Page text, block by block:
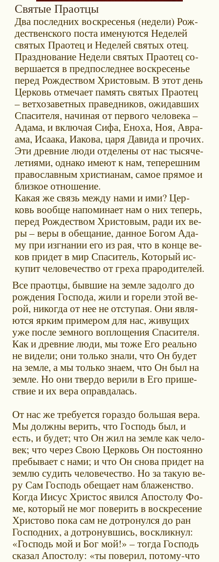
Святые Праотцы
Два по­след­них вос­кре­се­нья (неде­ли) Рож­
де­ствен­ско­го по­ста име­ну­ют­ся Неде­лей
свя­тых Пра­о­тец и Неде­лей свя­тых отец.
Празд­но­ва­ние Неде­ли свя­тых Пра­о­тец со­
вер­ша­ет­ся в пред­по­след­нее вос­кре­се­нье
пе­ред Рож­де­ством Хри­сто­вым. В этот день
Цер­ковь от­ме­ча­ет па­мять свя­тых Пра­о­тец
– вет­хо­за­вет­ных пра­вед­ни­ков, ожидавших
Спасителя, на­чи­ная от пер­во­го че­ло­ве­ка –
Ада­ма, и вклю­чая Си­фа, Ено­ха, Ноя, Ав­ра­
ама, Иса­а­ка, Иа­ко­ва, ца­ря Да­ви­да и про­чих.
Эти древ­ние лю­ди от­де­лены от нас ты­ся­че­
ле­ти­я­ми, од­на­ко име­ют к нам, те­пе­реш­ним
пра­во­слав­ным хри­сти­а­нам, са­мое пря­мое и
близ­кое от­но­ше­ние.
Ка­кая же связь меж­ду на­ми и ими? Цер­
ковь во­об­ще на­по­ми­на­ет нам о них те­перь,
пе­ред Рож­де­ством Хри­сто­вым, ра­ди их ве­
ры – ве­ры в обе­ща­ние, дан­ное Бо­гом Ада­
му при из­гна­нии его из рая, что в кон­це ве­
ков при­дет в мир Спа­си­тель, Ко­то­рый ис­
ку­пит че­ло­ве­че­ство от гре­ха пра­ро­ди­те­лей.
Все пра­от­цы, быв­шие на зем­ле за­дол­го до
рож­де­ния Гос­по­да, жи­ли и го­ре­ли этой ве­
рой, ни­ко­гда от нее не от­сту­пая. Они яв­ля­
ют­ся яр­ким при­ме­ром для нас, жи­ву­щих
уже по­сле зем­но­го во­пло­ще­ния Спа­си­те­ля.
Как и древ­ние лю­ди, мы то­же Его ре­аль­но
не ви­де­ли; они толь­ко зна­ли, что Он бу­дет
на зем­ле, а мы толь­ко зна­ем, что Он был на
зем­ле. Но они твер­до ве­ри­ли в Его при­ше­
ствие и их ве­ра оправ­да­лась.
От нас же тре­бу­ет­ся го­раз­до боль­шая ве­ра.
Мы долж­ны ве­рить, что Гос­подь был, и
есть, и бу­дет; что Он жил на зем­ле как че­ло­
век; что через Свою Цер­ковь Он по­сто­ян­но
пре­бы­ва­ет с на­ми; и что Он сно­ва при­дет на
зем­лю су­дить че­ло­ве­че­ство. Но за та­кую ве­
ру Сам Гос­подь обе­ща­ет нам бла­жен­ство.
Ко­гда Иисус Хри­стос явил­ся Апо­сто­лу Фо­
ме, ко­то­рый не мог по­ве­рить в вос­кре­се­ние
Хри­сто­во по­ка сам не до­тро­нул­ся до ран
Гос­под­них, а до­тро­нув­шись, вос­клик­нул:
«Гос­подь мой и Бог мой!» – то­гда Гос­подь
ска­зал Апо­сто­лу: «ты по­ве­рил, по­то­му-что